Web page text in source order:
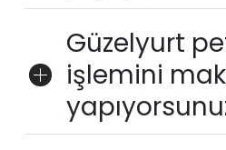
Güzelyurt
işlemini